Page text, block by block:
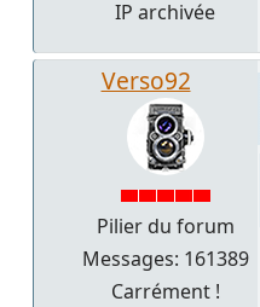
IP archivée
Verso92
Pilier du forum
Messages: 161389
Carrément !